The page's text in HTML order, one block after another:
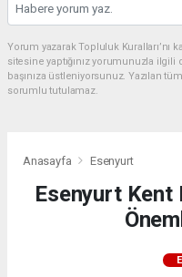
Yorum yazarak Topluluk
sitesine yaptığınız yorumunuzla
başınıza üstleniyorsunuz. Yazılan
sorumlu tutulamaz.
Anasayfa Esenyurt
Esenyurt Kent